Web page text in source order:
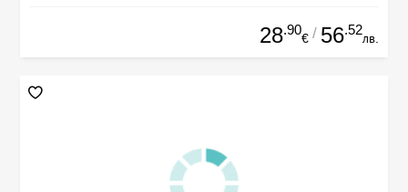
28.90
€ / 56.52
лв.